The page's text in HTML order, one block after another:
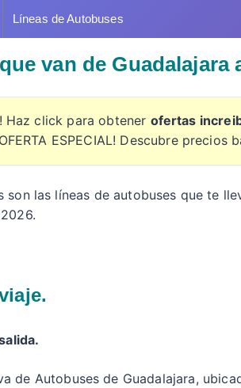
Líneas de Autobuses
van de Guadalajara
Haz click para obtener ofertas
ESPECIAL! Descubre precios
son las líneas de autobuses que te
de Autobuses de Guadalajara,